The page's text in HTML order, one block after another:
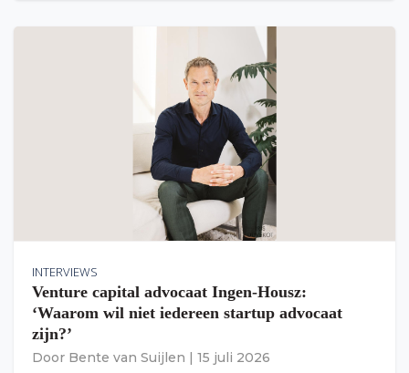
INTERVIEWS
Venture capital advocaat Ingen-Housz:
‘Waarom wil niet iedereen startup advocaat
zijn?’
Door Bente van Suijlen 15 juli 2026